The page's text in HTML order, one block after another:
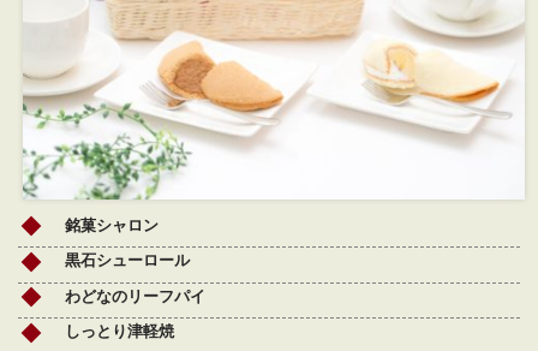
銘菓シャロン
黒石シューロール
わどなのリーフパイ
しっとり津軽焼